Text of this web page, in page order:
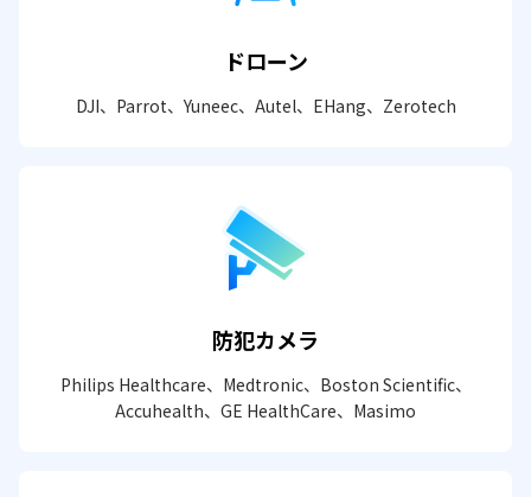
ドローン
DJI、Parrot、Yuneec、Autel、EHang、Zerotech
防犯カメラ
Philips Healthcare、Medtronic、Boston Scientific、
Accuhealth、GE HealthCare、Masimo